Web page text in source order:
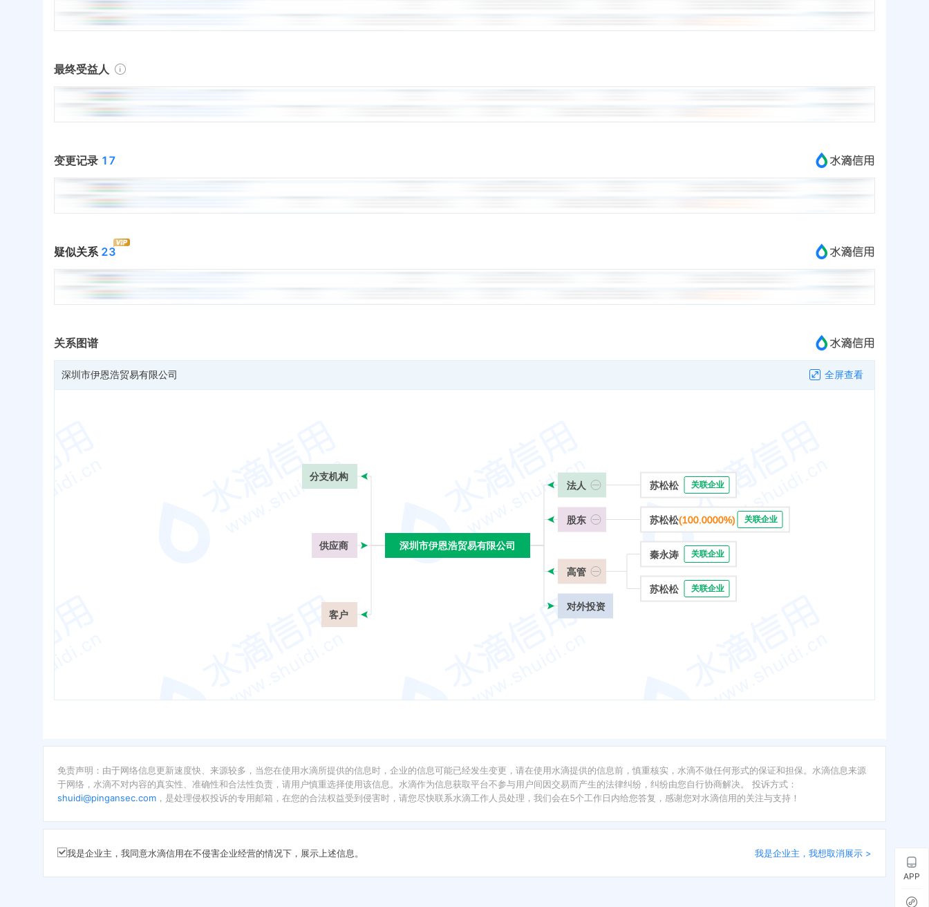
最终受益人
变更记录 17
疑似关系 23
关系图谱
深圳市伊恩浩贸易有限公司 全屏查看
深圳市伊恩浩贸易有限公司
分支机构
供应商
客户
深圳市伊恩浩贸易有限公司
法人
股东
高管
对外投资
苏松松 关联企业
苏松松(100.0000%) 关联企业
秦永涛 关联企业
苏松松 关联企业
免责声明：由于网络信息更新速度快、来源较多，当您在使用水滴所提供的信息时，企业的信息可能已经发生变更，请在使用水滴提供的信息前，慎重核实，水滴不做任何形式的保证和担保。水滴信息来源
于网络，水滴不对内容的真实性、准确性和合法性负责，请用户慎重选择使用该信息。水滴作为信息获取平台不参与用户间因交易而产生的法律纠纷，纠纷由您自行协商解决。 投诉方式：
shuidi@pingansec.com ，是处理侵权投诉的专用邮箱，在您的合法权益受到侵害时，请您尽快联系水滴工作人员处理，我们会在5个工作日内给您答复，感谢您对水滴信用的关注与支持！
我是企业主，我同意水滴信用在不侵害企业经营的情况下，展示上述信息。 我是企业主，我想取消展示 >
APP